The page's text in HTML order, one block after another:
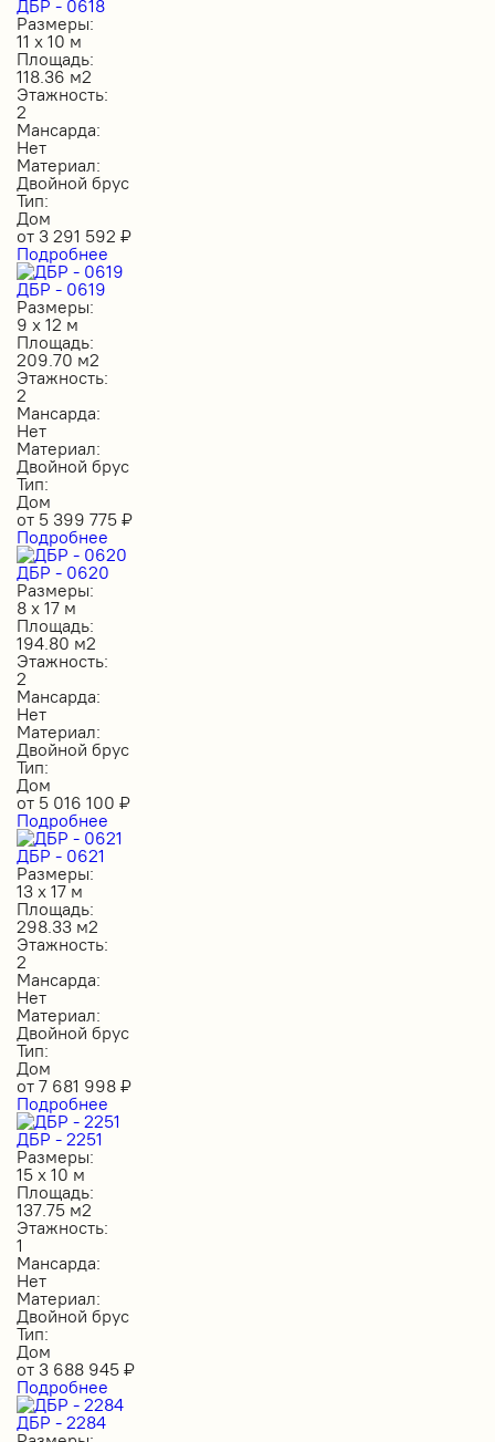
ДБР - 0618
Размеры:
11 х 10 м
Площадь:
118.36 м2
Этажность:
2
Мансарда:
Нет
Материал:
Двойной брус
Тип:
Дом
от 3 291 592 ₽
Подробнее
ДБР - 0619
Размеры:
9 х 12 м
Площадь:
209.70 м2
Этажность:
2
Мансарда:
Нет
Материал:
Двойной брус
Тип:
Дом
от 5 399 775 ₽
Подробнее
ДБР - 0620
Размеры:
8 х 17 м
Площадь:
194.80 м2
Этажность:
2
Мансарда:
Нет
Материал:
Двойной брус
Тип:
Дом
от 5 016 100 ₽
Подробнее
ДБР - 0621
Размеры:
13 х 17 м
Площадь:
298.33 м2
Этажность:
2
Мансарда:
Нет
Материал:
Двойной брус
Тип:
Дом
от 7 681 998 ₽
Подробнее
ДБР - 2251
Размеры:
15 х 10 м
Площадь:
137.75 м2
Этажность:
1
Мансарда:
Нет
Материал:
Двойной брус
Тип:
Дом
от 3 688 945 ₽
Подробнее
ДБР - 2284